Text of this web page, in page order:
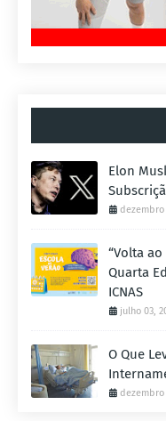
Elon
dezembro
“Volta
Quarta
ICNAS
julho 03,
O Que
dezembro